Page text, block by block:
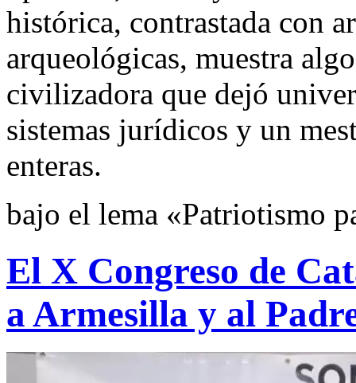
histórica, contrastada con
arqueológicas, muestra
civilizadora que dejó
sistemas jurídicos y un
enteras.
bajo el lema «Patriotismo
El X Congreso de
a Armesilla y al